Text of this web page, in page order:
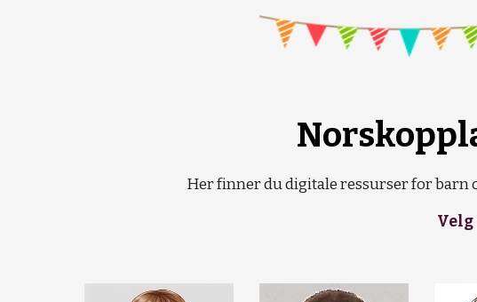
Her finner du digitale ressurser for barn